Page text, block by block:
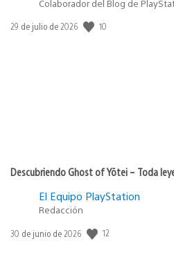
Colaborador del Blog de
Fecha
29 de julio de 2026 10
Descubriendo Ghost of Yōtei – Toda
El Equipo PlayStation
Redacción
Fecha
30 de junio de 2026 12